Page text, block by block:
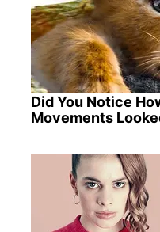
Did You Notice
Movements